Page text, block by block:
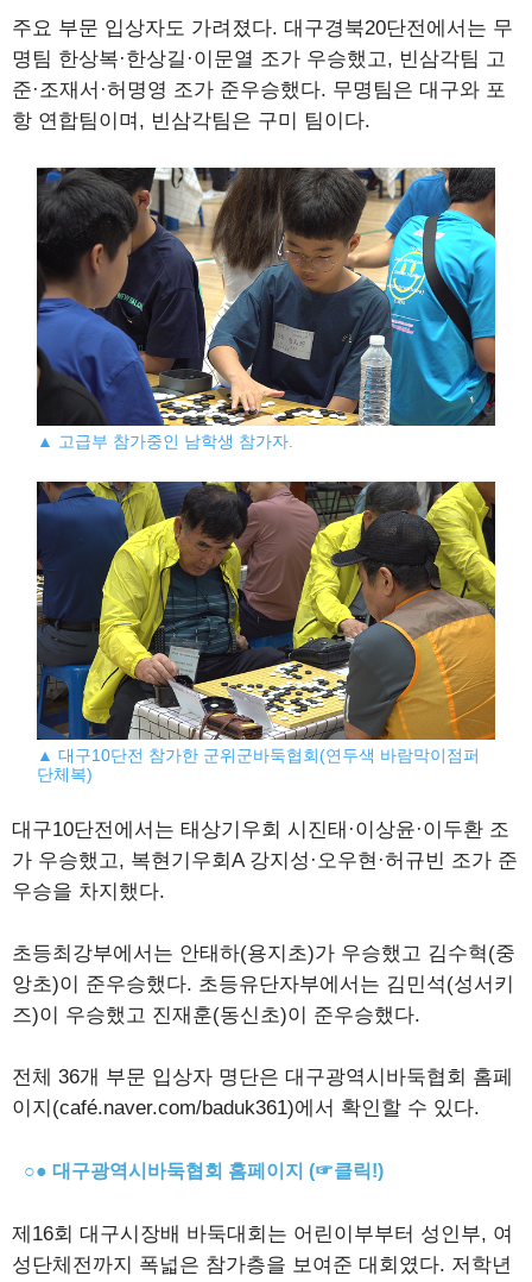
주요 부문 입상자도 가려졌다. 대구경북20단전에서는 무
명팀 한상복·한상길·이문열 조가 우승했고, 빈삼각팀 고
준·조재서·허명영 조가 준우승했다. 무명팀은 대구와 포
항 연합팀이며, 빈삼각팀은 구미 팀이다.
▲ 고급부 참가중인 남학생 참가자.
▲ 대구10단전 참가한 군위군바둑협회(연두색 바람막이점퍼
단체복)
대구10단전에서는 태상기우회 시진태·이상윤·이두환 조
가 우승했고, 복현기우회A 강지성·오우현·허규빈 조가 준
우승을 차지했다.
초등최강부에서는 안태하(용지초)가 우승했고 김수혁(중
앙초)이 준우승했다. 초등유단자부에서는 김민석(성서키
즈)이 우승했고 진재훈(동신초)이 준우승했다.
전체 36개 부문 입상자 명단은 대구광역시바둑협회 홈페
이지(café.naver.com/baduk361)에서 확인할 수 있다.
○● 대구광역시바둑협회 홈페이지 (☞클릭!)
제16회 대구시장배 바둑대회는 어린이부부터 성인부, 여
성단체전까지 폭넓은 참가층을 보여준 대회였다. 저학년